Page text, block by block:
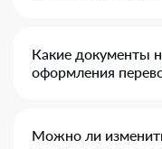
Какие документы
оформления
Можно ли